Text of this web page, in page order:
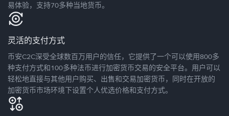
易体验，支持70多种当地货币。
灵活的支付方式
币安C2C深受全球数百万用户的信任，它提供了一个可以使用800多
种支付方式和100多种法币进行加密货币交易的安全平台。用户可以
轻松地直接与其他用户购买、出售和交易加密货币，同时在开放的
加密货币市场环境下设置个人优选价格和支付方式。